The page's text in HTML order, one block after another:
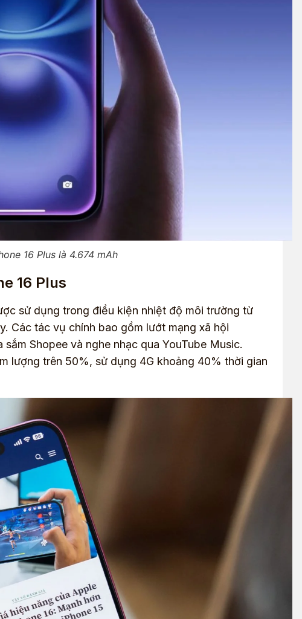
16 Plus là 4.674 mAh
16 Plus
sử dụng trong điều kiện nhiệt độ môi trường từ
Các tác vụ chính bao gồm lướt mạng xã hội
Shopee và nghe nhạc qua YouTube Music.
lượng trên 50%, sử dụng 4G khoảng 40% thời gian